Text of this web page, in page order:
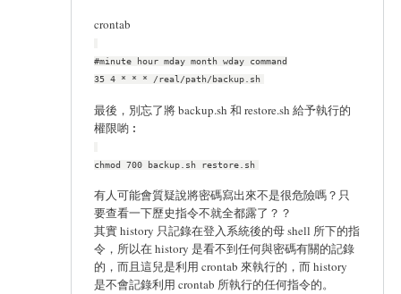
crontab
#minute hour mday month wday command
35 4 * * * /real/path/backup.sh
最後，別忘了將 backup.sh 和 restore.sh 給予執行的
權限喲︰
chmod 700 backup.sh restore.sh
有人可能會質疑說將密碼寫出來不是很危險嗎？只
要查看一下歷史指令不就全都露了？？
其實 history 只記錄在登入系統後的母 shell 所下的指
令，所以在 history 是看不到任何與密碼有關的記錄
的，而且這兒是利用 crontab 來執行的，而 history
是不會記錄利用 crontab 所執行的任何指令的。